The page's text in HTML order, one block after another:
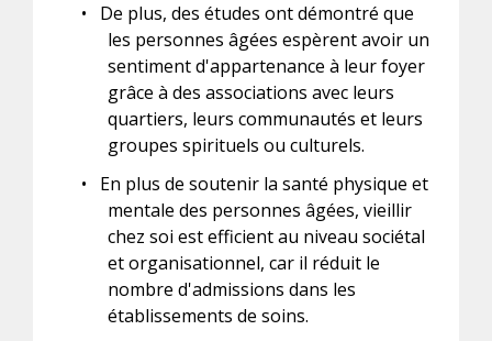
•
De plus, des études ont démontré que
les personnes âgées espèrent avoir un
sentiment d'appartenance à leur foyer
grâce à des associations avec leurs
quartiers, leurs communautés et leurs
groupes spirituels ou culturels.
•
En plus de soutenir la santé physique et
mentale des personnes âgées, vieillir
chez soi est efficient au niveau sociétal
et organisationnel, car il réduit le
nombre d'admissions dans les
établissements de soins.